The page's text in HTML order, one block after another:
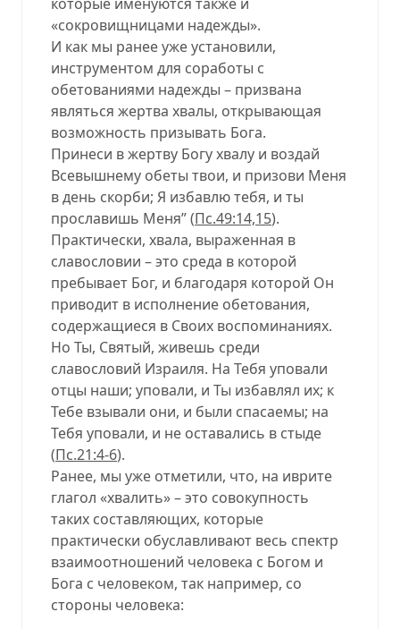
«сокровищницами надежды».
И как мы ранее уже установили,
инструментом для соработы с
обетованиями надежды – призвана
являться жертва хвалы, открывающая
возможность призывать Бога.
Принеси в жертву Богу хвалу и воздай
Всевышнему обеты твои, и призови Меня
в день скорби; Я избавлю тебя, и ты
прославишь Меня” (Пс.49:14,15).
Практически, хвала, выраженная в
славословии – это среда в которой
пребывает Бог, и благодаря которой Он
приводит в исполнение обетования,
содержащиеся в Своих воспоминаниях.
Но Ты, Святый, живешь среди
славословий Израиля. На Тебя уповали
отцы наши; уповали, и Ты избавлял их; к
Тебе взывали они, и были спасаемы; на
Тебя уповали, и не оставались в стыде
(Пс.21:4-6).
Ранее, мы уже отметили, что, на иврите
глагол «хвалить» – это совокупность
таких составляющих, которые
практически обуславливают весь спектр
взаимоотношений человека с Богом и
Бога с человеком, так например, со
стороны человека: